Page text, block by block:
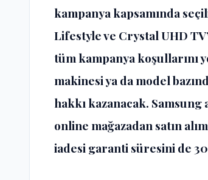
kampanya kapsamında
Lifestyle ve Crystal UHD
tüm kampanya
makinesi ya da model
hakkı kazanacak.
online mağazadan satın
iadesi garanti süresini de